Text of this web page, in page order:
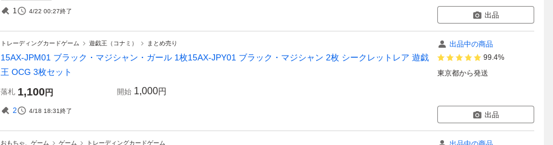
1 4/22 00:27終了 出品
トレーディングカードゲーム 遊戯王（コナミ） まとめ売り
15AX-JPM01 ブラック・マジシャン・ガール 1枚15AX-JPY01 ブラック・マジシャン 2枚 シークレットレア 遊戯
王 OCG 3枚セット
落札 1,100円 開始 1,000円
2 4/18 18:31終了
出品中の商品
99.4%
東京都から発送
出品
おもちゃ、ゲーム ゲーム トレーディングカードゲーム